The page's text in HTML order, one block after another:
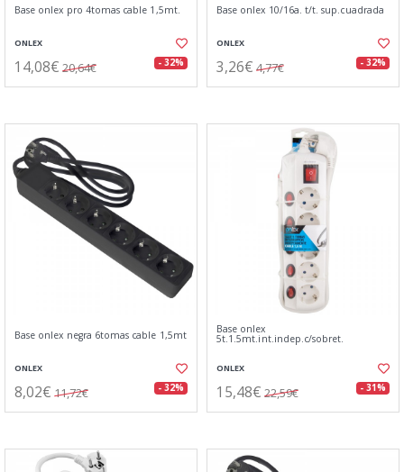
Base onlex pro 4tomas cable 1,5mt.
ONLEX
14,08€ 20,64€ - 32%
Base onlex 10/16a. t/t. sup.cuadrada
ONLEX
3,26€ 4,77€ - 32%
Base onlex negra 6tomas cable 1,5mt
ONLEX
8,02€ 11,72€ - 32%
Base onlex
5t.1.5mt.int.indep.c/sobret.
ONLEX
15,48€ 22,59€ - 31%